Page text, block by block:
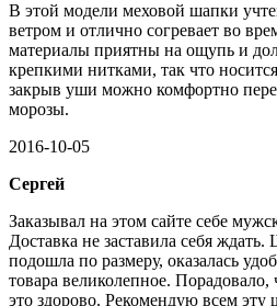
В этой модели меховой шапки
ветром и отлично согревает во
материалы приятны на ощупь и
крепкими нитками, так что
закрыв уши можно комфортно
морозы.
2016-10-05
Сергей
Заказывал на этом сайте себе
Доставка не заставила себя
подошла по размеру, оказалась
товара великолепное.
это здорово. Рекомендую всем эту